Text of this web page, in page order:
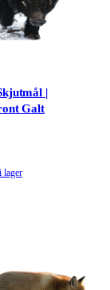
|
Galt
lager